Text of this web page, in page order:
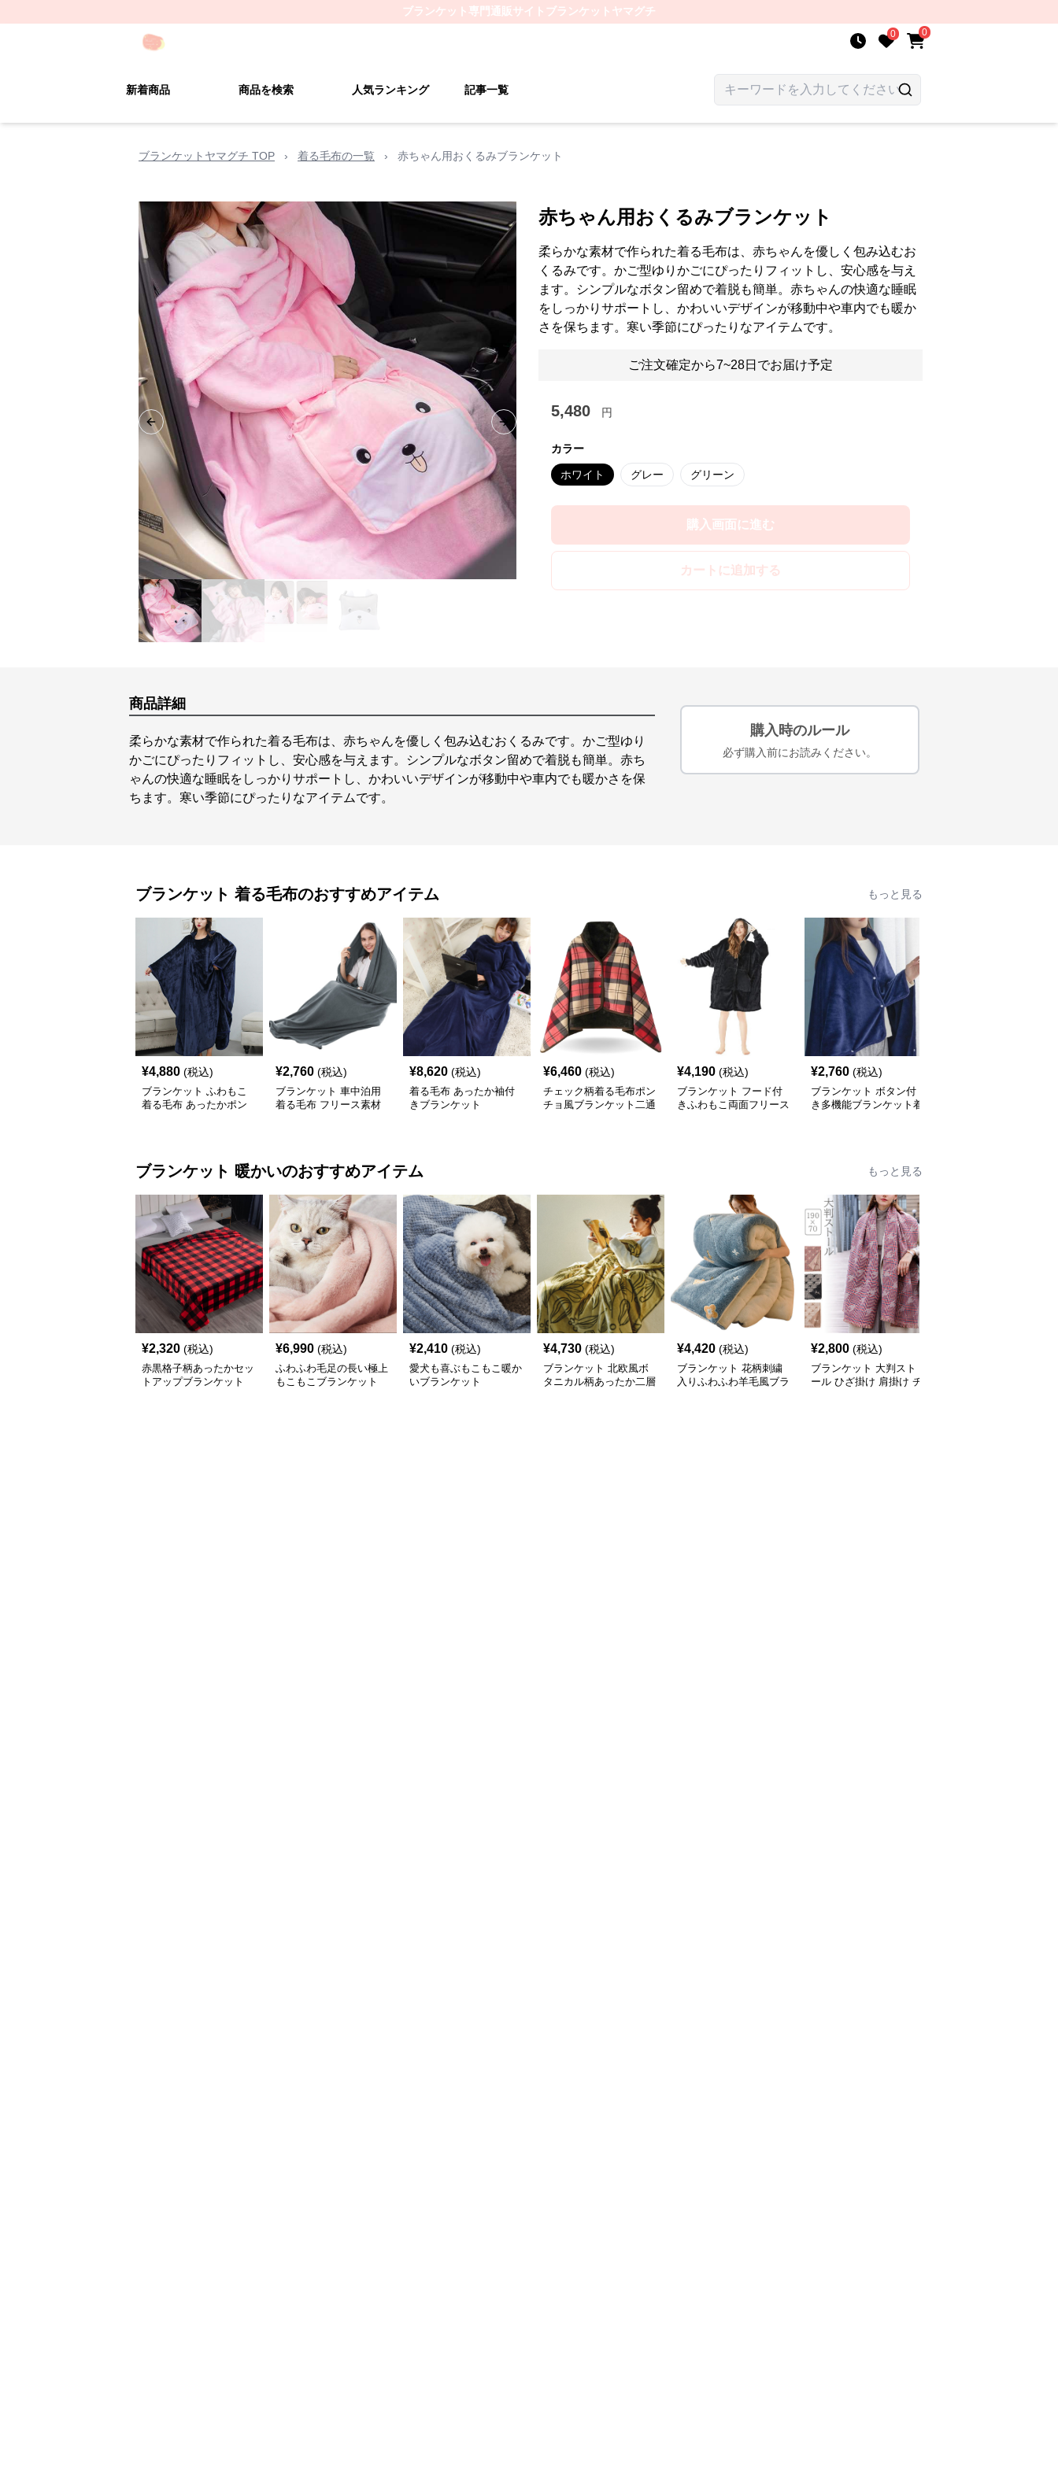
ブランケット 専門通販サイト ブランケットヤマグチ
0 0
新着商品 商品を検索 人気ランキング 記事一覧
ブランケットヤマグチ TOP › 着る毛布の一覧 › 赤ちゃん用おくるみブランケット
Previous slide Next slide
赤ちゃん用おくるみブランケット
柔らかな素材で作られた着る毛布は、赤ちゃんを優しく包み込むお
くるみです。かご型ゆりかごにぴったりフィットし、安心感を与え
ます。シンプルなボタン留めで着脱も簡単。赤ちゃんの快適な睡眠
をしっかりサポートし、かわいいデザインが移動中や車内でも暖か
さを保ちます。寒い季節にぴったりなアイテムです。
ご注文確定から7~28日でお届け予定
5,480 円
カラー
ホワイト グレー グリーン
購入画面に進む
カートに追加する
商品詳細
柔らかな素材で作られた着る毛布は、赤ちゃんを優しく包み込むおくるみです。かご型ゆり
かごにぴったりフィットし、安心感を与えます。シンプルなボタン留めで着脱も簡単。赤ち
ゃんの快適な睡眠をしっかりサポートし、かわいいデザインが移動中や車内でも暖かさを保
ちます。寒い季節にぴったりなアイテムです。
購入時のルール
必ず購入前にお読みください。
ブランケット 着る毛布のおすすめアイテム もっと見る
¥4,880 (税込)
ブランケット ふわもこ
着る毛布 あったかポン
¥2,760 (税込)
ブランケット 車中泊用
着る毛布 フリース素材
¥8,620 (税込)
着る毛布 あったか袖付
きブランケット
¥6,460 (税込)
チェック柄着る毛布ポン
チョ風ブランケット二通
¥4,190 (税込)
ブランケット フード付
きふわもこ両面フリース
¥2,760 (税込)
ブランケット ボタン付
き多機能ブランケット着
ブランケット 暖かいのおすすめアイテム もっと見る
¥2,320 (税込)
赤黒格子柄あったかセッ
トアップブランケット
¥6,990 (税込)
ふわふわ毛足の長い極上
もこもこブランケット
¥2,410 (税込)
愛犬も喜ぶもこもこ暖か
いブランケット
¥4,730 (税込)
ブランケット 北欧風ボ
タニカル柄あったか二層
¥4,420 (税込)
ブランケット 花柄刺繍
入りふわふわ羊毛風ブラ
¥2,800 (税込)
ブランケット 大判スト
ール ひざ掛け 肩掛け チ